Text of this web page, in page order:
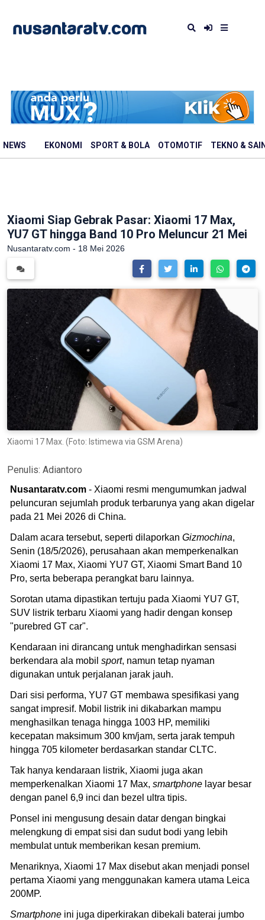
NEWS EKONOMI SPORT & BOLA OTOMOTIF TEKNO &
Xiaomi Siap Gebrak Pasar: Xiaomi 17 Max,
YU7 GT hingga Band 10 Pro Meluncur 21 Mei
Nusantaratv.com - 18 Mei 2026
Xiaomi 17 Max. (Foto: Istimewa via GSM Arena)
Penulis: Adiantoro
Nusantaratv.com - Xiaomi resmi mengumumkan jadwal
peluncuran sejumlah produk terbarunya yang akan digelar
pada 21 Mei 2026 di China.
Dalam acara tersebut, seperti dilaporkan Gizmochina,
Senin (18/5/2026), perusahaan akan memperkenalkan
Xiaomi 17 Max, Xiaomi YU7 GT, Xiaomi Smart Band 10
Pro, serta beberapa perangkat baru lainnya.
Sorotan utama dipastikan tertuju pada Xiaomi YU7 GT,
SUV listrik terbaru Xiaomi yang hadir dengan konsep
"purebred GT car".
Kendaraan ini dirancang untuk menghadirkan sensasi
berkendara ala mobil sport, namun tetap nyaman
digunakan untuk perjalanan jarak jauh.
Dari sisi performa, YU7 GT membawa spesifikasi yang
sangat impresif. Mobil listrik ini dikabarkan mampu
menghasilkan tenaga hingga 1003 HP, memiliki
kecepatan maksimum 300 km/jam, serta jarak tempuh
hingga 705 kilometer berdasarkan standar CLTC.
Tak hanya kendaraan listrik, Xiaomi juga akan
memperkenalkan Xiaomi 17 Max, smartphone layar besar
dengan panel 6,9 inci dan bezel ultra tipis.
Ponsel ini mengusung desain datar dengan bingkai
melengkung di empat sisi dan sudut bodi yang lebih
membulat untuk memberikan kesan premium.
Menariknya, Xiaomi 17 Max disebut akan menjadi ponsel
pertama Xiaomi yang menggunakan kamera utama Leica
200MP.
Smartphone ini juga diperkirakan dibekali baterai jumbo